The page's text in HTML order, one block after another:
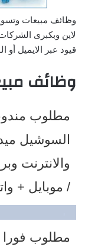
وظائف مبيعات
لاين وبكبرى
قيود عبر الايميل أو
وظائف
مطلوب
السوشيل
والانترنت
​/ موبايل +
مطلوب